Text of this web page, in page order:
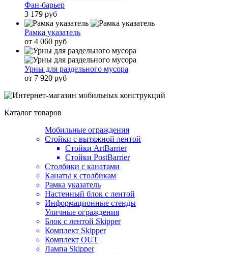
Фан-барьер
3 179 руб
Рамка указатель
от 4 060 руб
Урны для раздельного мусора
от 7 920 руб
Каталог товаров
Мобильные ограждения
Стойки с вытяжной лентой
Стойки ArtBarrier
Стойки PostBarrier
Столбики с канатами
Канаты к столбикам
Рамка указатель
Настенный блок с лентой
Информационные стенды
Уличные ограждения
Блок с лентой Skipper
Комплект Skipper
Комплект OUT
Лампа Skipper